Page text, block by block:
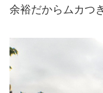
余裕だからムカつ